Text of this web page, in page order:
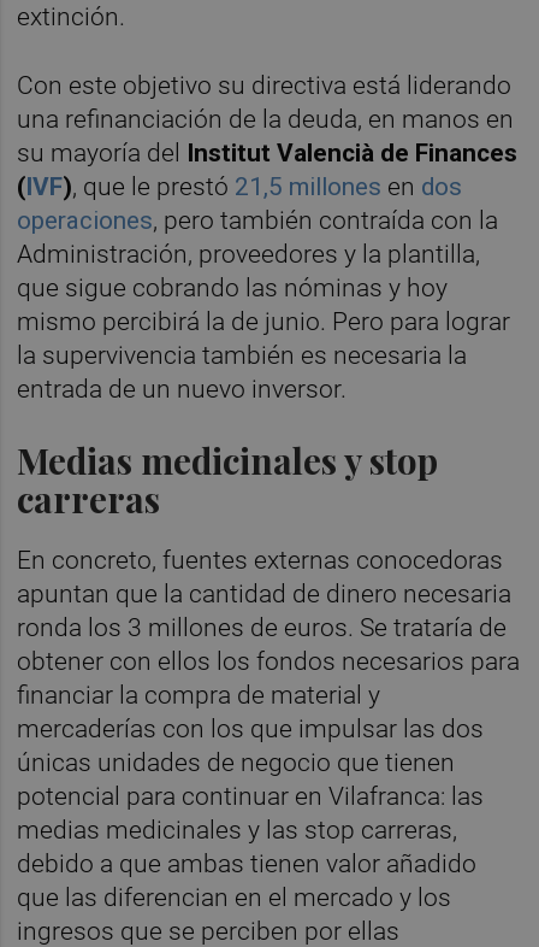
extinción.
Con este objetivo su directiva está liderando
una refinanciación de la deuda, en manos en
su mayoría del Institut Valencià de Finances
(IVF), que le prestó 21,5 millones en dos
operaciones, pero también contraída con la
Administración, proveedores y la plantilla,
que sigue cobrando las nóminas y hoy
mismo percibirá la de junio. Pero para lograr
la supervivencia también es necesaria la
entrada de un nuevo inversor.
Medias medicinales y stop
carreras
En concreto, fuentes externas conocedoras
apuntan que la cantidad de dinero necesaria
ronda los 3 millones de euros. Se trataría de
obtener con ellos los fondos necesarios para
financiar la compra de material y
mercaderías con los que impulsar las dos
únicas unidades de negocio que tienen
potencial para continuar en Vilafranca: las
medias medicinales y las stop carreras,
debido a que ambas tienen valor añadido
que las diferencian en el mercado y los
ingresos que se perciben por ellas